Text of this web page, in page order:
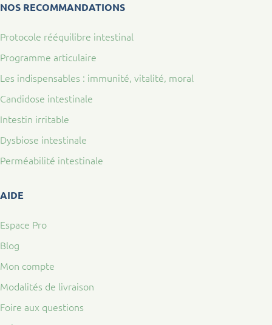
NOS RECOMMANDATIONS
Protocole rééquilibre intestinal
Programme articulaire
Les indispensables : immunité, vitalité, moral
Candidose intestinale
Intestin irritable
Dysbiose intestinale
Perméabilité intestinale
AIDE
Espace Pro
Blog
Mon compte
Modalités de livraison
Foire aux questions